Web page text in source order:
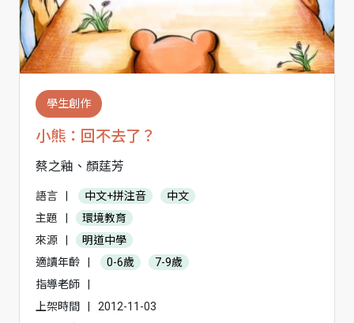
學生創作
小熊：回不去了？
蔡之釉、顏莛芳
語言 中文+拼注音
中文
主題
環境教育
來源
明道中學
適讀年齡
0-6歲
7-9歲
指導老師
上架時間
2012-11-03